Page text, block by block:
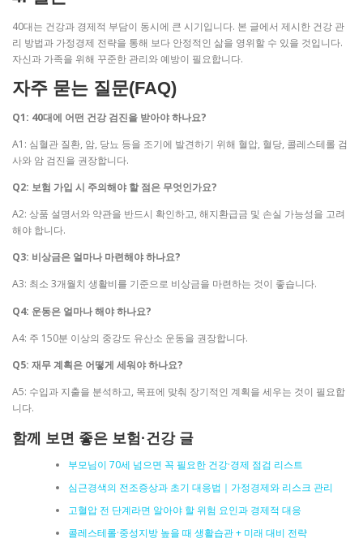
40대는 건강과 경제적 부담이 동시에 큰 시기입니다. 본 글에서 제시한 건강 관
리 방법과 가정경제 전략을 통해 보다 안정적인 삶을 영위할 수 있을 것입니다.
자신과 가족을 위해 꾸준한 관리와 예방이 필요합니다.
자주 묻는 질문(FAQ)
Q1: 40대에 어떤 건강 검진을 받아야 하나요?
A1: 심혈관 질환, 암, 당뇨 등을 조기에 발견하기 위해 혈압, 혈당, 콜레스테롤 검
사와 암 검진을 권장합니다.
Q2: 보험 가입 시 주의해야 할 점은 무엇인가요?
A2: 상품 설명서와 약관을 반드시 확인하고, 해지환급금 및 손실 가능성을 고려
해야 합니다.
Q3: 비상금은 얼마나 마련해야 하나요?
A3: 최소 3개월치 생활비를 기준으로 비상금을 마련하는 것이 좋습니다.
Q4: 운동은 얼마나 해야 하나요?
A4: 주 150분 이상의 중강도 유산소 운동을 권장합니다.
Q5: 재무 계획은 어떻게 세워야 하나요?
A5: 수입과 지출을 분석하고, 목표에 맞춰 장기적인 계획을 세우는 것이 필요합
니다.
함께 보면 좋은 보험·건강 글
부모님이 70세 넘으면 꼭 필요한 건강·경제 점검 리스트
심근경색의 전조증상과 초기 대응법｜가정경제와 리스크 관리
고혈압 전 단계라면 알아야 할 위험 요인과 경제적 대응
콜레스테롤·중성지방 높을 때 생활습관 + 미래 대비 전략